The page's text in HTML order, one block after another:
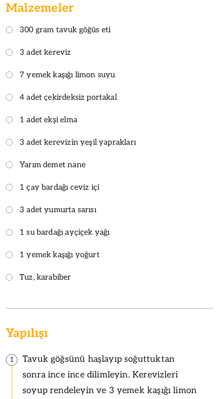
Malzemeler
300 gram tavuk göğüs eti
3 adet kereviz
7 yemek kaşığı limon suyu
4 adet çekirdeksiz portakal
1 adet ekşi elma
3 adet kerevizin yeşil yaprakları
Yarım demet nane
1 çay bardağı ceviz içi
3 adet yumurta sarısı
1 su bardağı ayçiçek yağı
1 yemek kaşığı yoğurt
Tuz, karabiber
Yapılışı
1
Tavuk göğsünü haşlayıp soğuttuktan
sonra ince ince dilimleyin. Kerevizleri
soyup rendeleyin ve 3 yemek kaşığı limon